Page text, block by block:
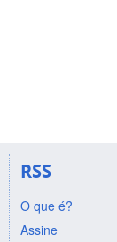
RSS
O que é?
Assine